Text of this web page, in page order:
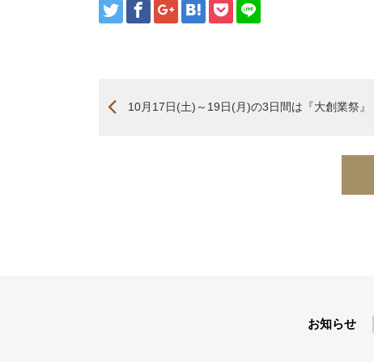
10月17日(土)～19日(月)の3日間は『大創業祭』
お知らせ